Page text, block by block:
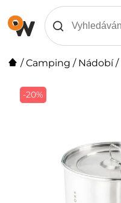
/Camping / Nádobí/
-20%